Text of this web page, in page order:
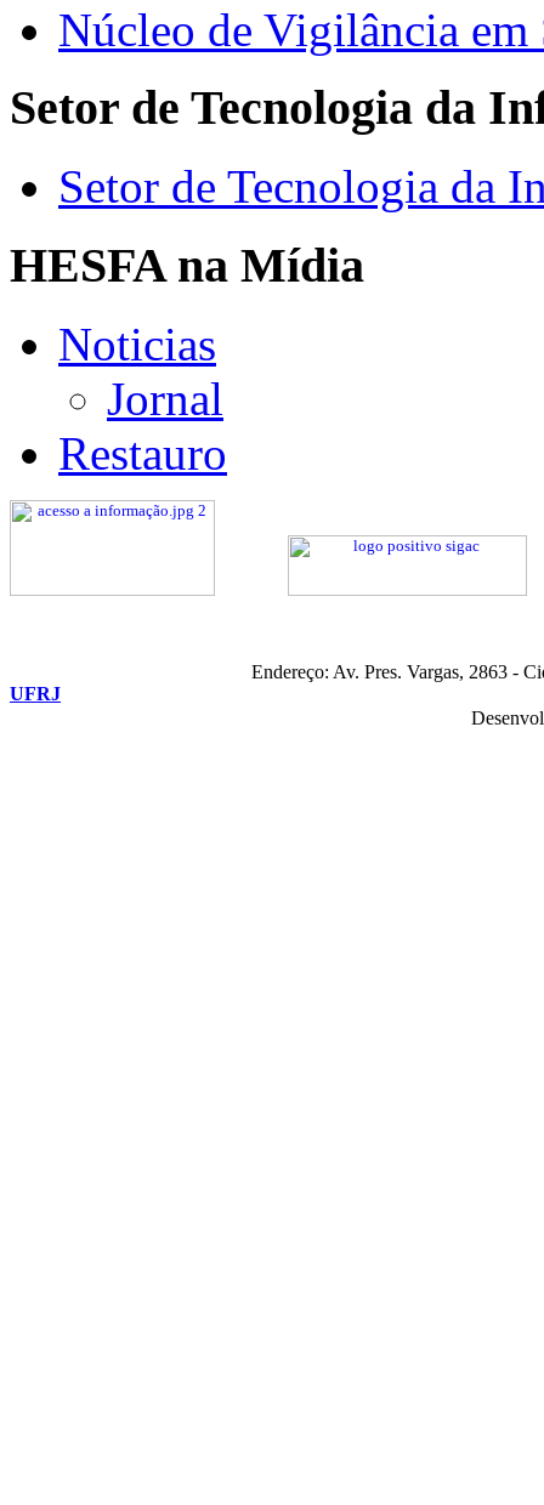
Núcleo de Vigilância em
Setor de Tecnologia da
Setor de Tecnologia da
HESFA na Mídia
Noticias
Jornal
Restauro
Endereço: Av. Pres. Vargas, 2863 -
UFRJ